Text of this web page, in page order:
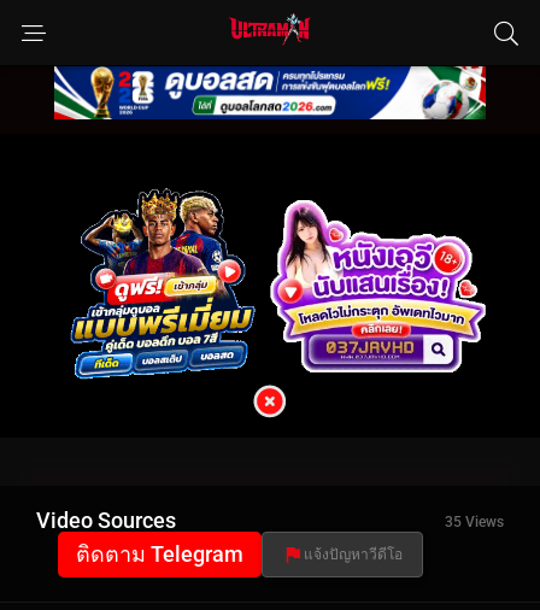
Video Sources 35 Views
ติดตาม Telegram แจ้งปัญหาวีดีโอ